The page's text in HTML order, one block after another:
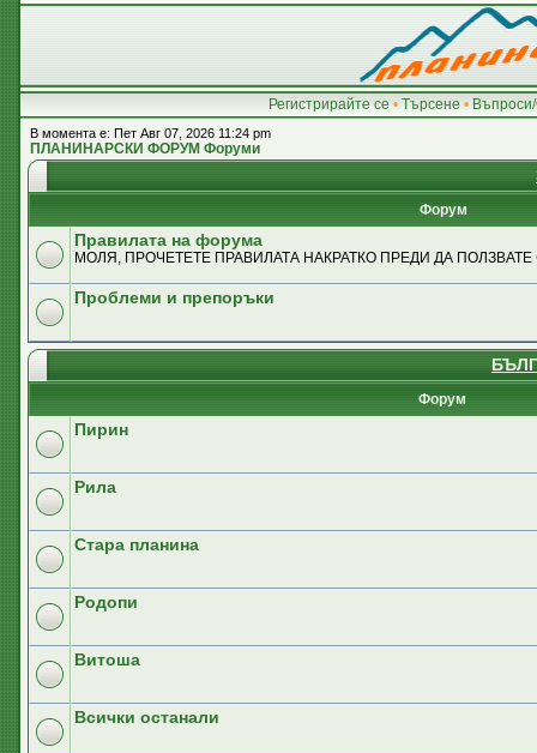
Регистрирайте се • Търсене •
В момента е: Пет Авг 07, 2026 11:24 pm
ПЛАНИНАРСКИ ФОРУМ Форуми
Форум
Правилата на форума
МОЛЯ, ПРОЧЕТЕТЕ ПРАВИЛАТА НАКРАТКО ПРЕДИ ДА
Проблеми и препоръки
Форум
Пирин
Рила
Стара планина
Родопи
Витоша
Всички останали